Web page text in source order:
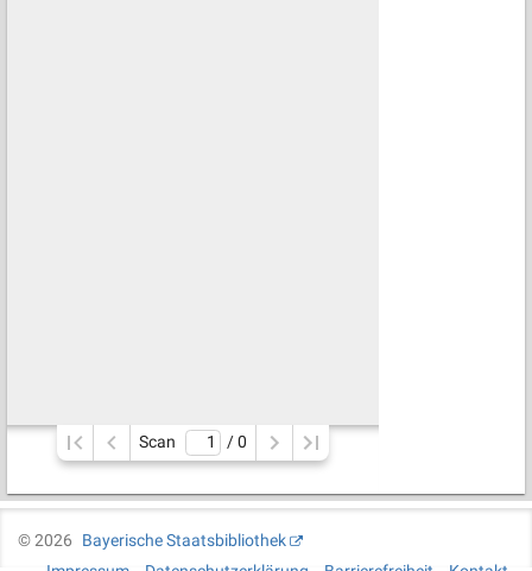
Scan / 0
©2026
Bayerische Staatsbibliothek